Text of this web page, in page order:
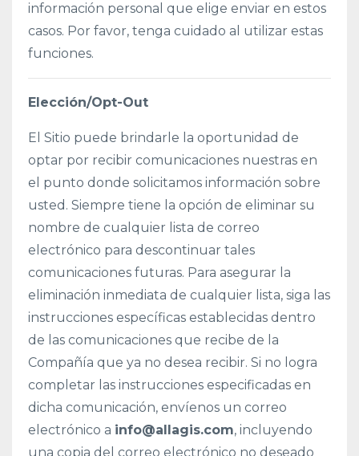
información personal que elige enviar en estos
casos. Por favor, tenga cuidado al utilizar estas
funciones.
Elección/Opt-Out
El Sitio puede brindarle la oportunidad de
optar por recibir comunicaciones nuestras en
el punto donde solicitamos información sobre
usted. Siempre tiene la opción de eliminar su
nombre de cualquier lista de correo
electrónico para descontinuar tales
comunicaciones futuras. Para asegurar la
eliminación inmediata de cualquier lista, siga las
instrucciones específicas establecidas dentro
de las comunicaciones que recibe de la
Compañía que ya no desea recibir. Si no logra
completar las instrucciones especificadas en
dicha comunicación, envíenos un correo
electrónico a info@allagis.com, incluyendo
una copia del correo electrónico no deseado